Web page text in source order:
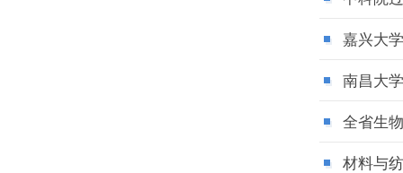
嘉兴大
南昌大
全省生
材料与